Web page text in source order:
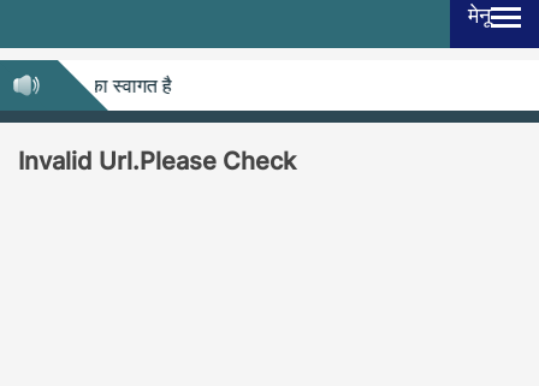
मेनू
में आपका स्वागत है
Invalid Url.Please Check